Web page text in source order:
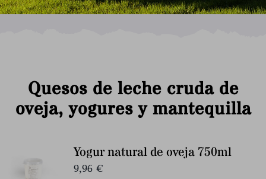
Quesos de leche cruda de
oveja, yogures y mantequilla
Yogur natural de oveja 750ml
9,96 €